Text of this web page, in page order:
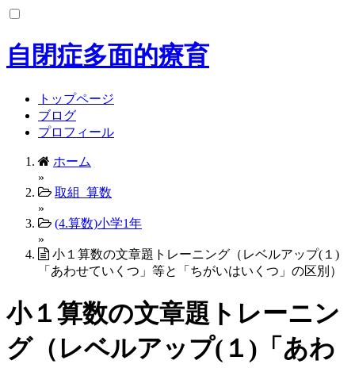
コ
テ
ン
自閉症多面的療育
トップページ
ブログ
プロフィール
ホーム
»
取組_算数
»
(4.算数)小学1年
»
小１算数の文章題トレーニング（レベルアップ(１)
「あわせていくつ」等と「ちがいはいくつ」の区別）
小１算数の文章題トレーニン
グ（レベルアップ(１)「あわ